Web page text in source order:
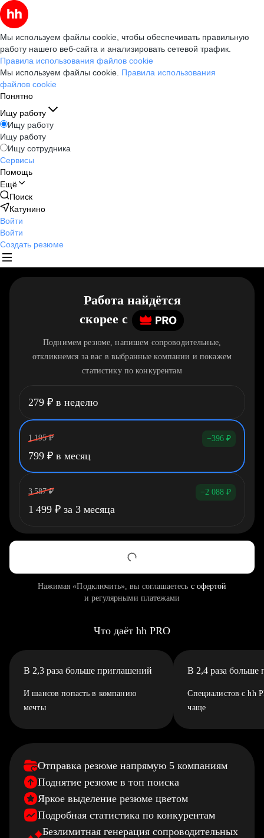
Мы используем файлы cookie, чтобы обеспечивать правильную
работу нашего веб-сайта и анализировать сетевой трафик.
Правила использования файлов cookie
Мы используем файлы cookie. Правила использования
файлов cookie
Понятно
Ищу работу
Ищу работу
Ищу работу
Ищу сотрудника
Сервисы
Помощь
Ещё
Поиск
Катунино
Войти
Войти
Создать резюме
Работа найдётся
скорее c
Поднимем резюме, напишем сопроводительные,
откликнемся за вас в выбранные компании и покажем
статистику по конкурентам
279 ₽ в неделю
1 195 ₽ −396 ₽
799 ₽ в месяц
3 587 ₽ −2 088 ₽
1 499 ₽ за 3 месяца
Нажимая «Подключить», вы соглашаетесь с офертой
и регулярными платежами
Что даёт hh PRO
В 2,3 раза больше приглашений
И шансов попасть в компанию
мечты
В 2,4 раза больше
Специалистов с hh
чаще
Отправка резюме напрямую 5 компаниям
Поднятие резюме в топ поиска
Яркое выделение резюме цветом
Подробная статистика по конкурентам
Безлимитная генерация сопроводительных